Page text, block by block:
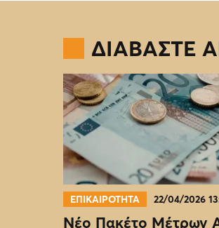
ΔΙΑΒΑΣΤΕ
ΕΠΙΚΑΙΡΟΤΗΤΑ 22/04/2026
Νέο Πακέτο Μέτρων